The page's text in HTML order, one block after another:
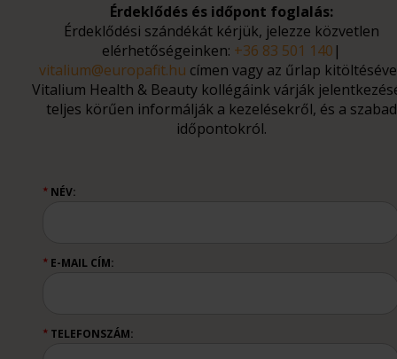
Érdeklődés és időpont foglalás:
Érdeklődési szándékát kérjük, jelezze közvetlen
elérhetőségeinken: +36 83 501 140 |
vitalium@europafit.hu címen vagy az űrlap
Vitalium Health & Beauty kollégáink várják
teljes körűen informálják a kezelésekről, és a szabad
időpontokról.
★ NÉV:
★ E-MAIL CÍM:
★ TELEFONSZÁM: